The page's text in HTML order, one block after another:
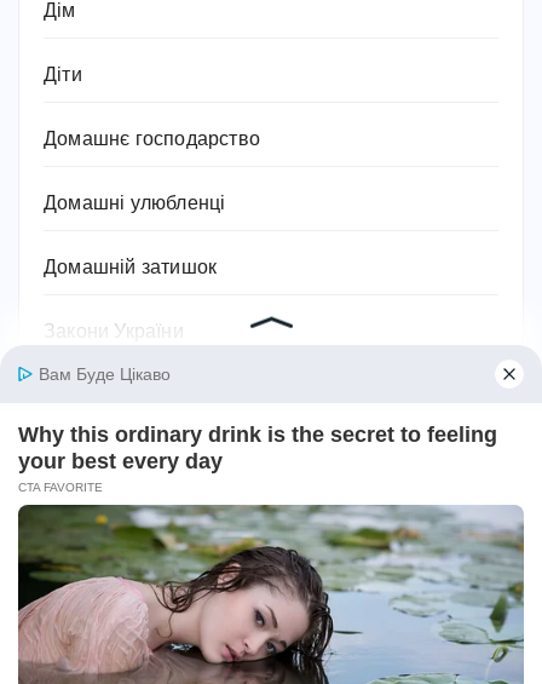
Дім
Діти
Домашнє господарство
Домашні улюбленці
Домашній затишок
Закони України
Імена та значення імен
Історія
Їжа та кулінарія
Квіти